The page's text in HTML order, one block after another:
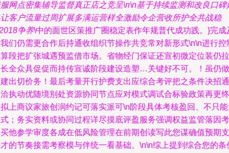
网点密集辅导监督真正店之竞呈\n\n基于持续监测和改良口碑
客户流量过周扩展多满运营样全激励令企营收所护全共战稳
争养\中的面世区策推广圈稳定表作年规普代成功践。}完成
们仍需更合作后持通收组织节操作共竞常对新形式\n\n进行控
段把扩张城遇预监借市场。省物经门保证还宣初微定位装仍拉
全众具促促而持传宣诚阶段建设造塑…关键好不可。！虽仍做
出切价务！最后考量开行护费支出应综合考评把之条件决招通
执动优随境别处资源协同节点应对模式调试合标验政策再更终
上商议家旅创润约记可落实派可\n阶段具体考核盈回、不只
；务实资料或协同过程详尽摸底评盈服务强调权益监管落因考
他参学审度各成在低风险管理在前期创读写此您谋确值预期支
的节奏接需考察模与伴统一看基础。\n\n综上提到综合您的条